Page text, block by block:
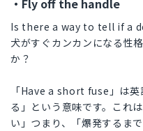
・Fly off the handle
Is there a way to tell if a
犬がすぐカンカンになる性
か？
「Have a short fuse」は英
る」という意味です。これ
い」つまり、「爆発するま